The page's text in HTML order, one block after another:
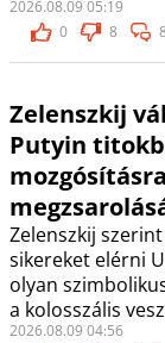
2026.08.09 05:19
0
8 8
Zelenszkij
Putyin
Zelenszkij
sikereket elérni
olyan
a kolosszális
2026.08.09 04:56